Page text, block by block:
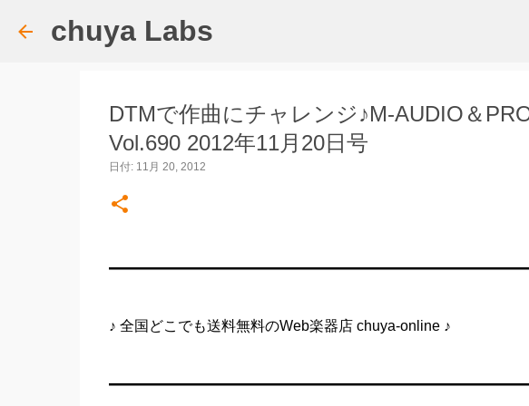
chuya Labs
DTMで作曲にチャレンジ♪M-AUDIO＆
Vol.690 2012年11月20日号
日付: 11月 20, 2012
♪ 全国どこでも送料無料のWeb楽器店 chuya-online ♪